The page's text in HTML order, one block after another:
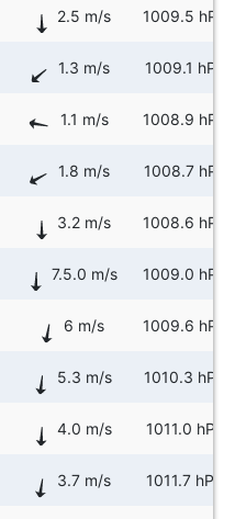
2.5 m/s 1009.5 hPa
1.3 m/s 1009.1 hPa
1.1 m/s 1008.9 hPa
1.8 m/s 1008.7 hPa
3.2 m/s 1008.6 hPa
7.5.0 m/s 1009.0 hPa
6 m/s 1009.6 hPa
5.3 m/s 1010.3 hPa
4.0 m/s 1011.0 hPa
3.7 m/s 1011.7 hPa